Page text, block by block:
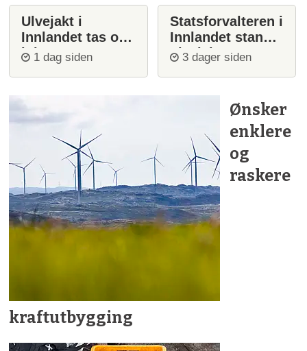
Ulvejakt i
Innlandet tas opp
igjen
1 dag siden
Statsforvalteren i
Innlandet stanser
ulvejakt
3 dager siden
Ønsker
enklere
og
raskere
kraftutbygging